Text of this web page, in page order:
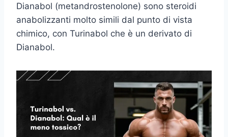
Dianabol (metandrostenolone) sono steroidi
anabolizzanti molto simili dal punto di vista
chimico, con Turinabol che è un derivato di
Dianabol.